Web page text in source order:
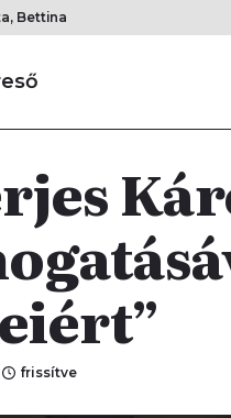
Bettina
frissítve